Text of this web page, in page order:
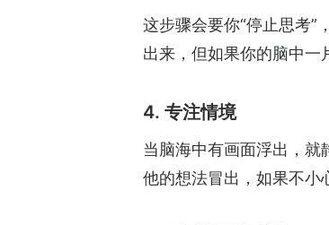
这步骤会要你“停止思考”
出来，但如果你的脑中一
4. 专注情境
当脑海中有画面浮出，就
他的想法冒出，如果不小